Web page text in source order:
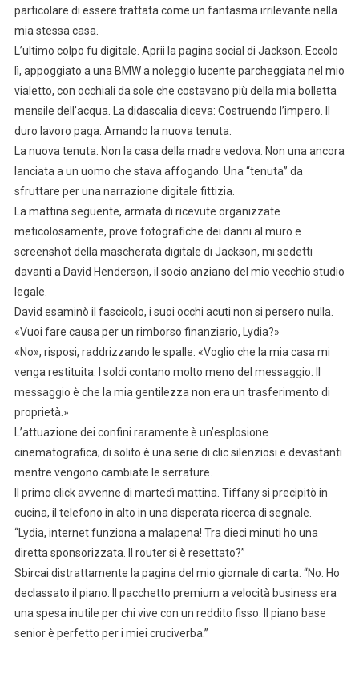
particolare di essere trattata come un fantasma irrilevante nella
mia stessa casa.
L’ultimo colpo fu digitale. Aprii la pagina social di Jackson. Eccolo
lì, appoggiato a una BMW a noleggio lucente parcheggiata nel mio
vialetto, con occhiali da sole che costavano più della mia bolletta
mensile dell’acqua. La didascalia diceva: Costruendo l’impero. Il
duro lavoro paga. Amando la nuova tenuta.
La nuova tenuta. Non la casa della madre vedova. Non una ancora
lanciata a un uomo che stava affogando. Una “tenuta” da
sfruttare per una narrazione digitale fittizia.
La mattina seguente, armata di ricevute organizzate
meticolosamente, prove fotografiche dei danni al muro e
screenshot della mascherata digitale di Jackson, mi sedetti
davanti a David Henderson, il socio anziano del mio vecchio studio
legale.
David esaminò il fascicolo, i suoi occhi acuti non si persero nulla.
«Vuoi fare causa per un rimborso finanziario, Lydia?»
«No», risposi, raddrizzando le spalle. «Voglio che la mia casa mi
venga restituita. I soldi contano molto meno del messaggio. Il
messaggio è che la mia gentilezza non era un trasferimento di
proprietà.»
L’attuazione dei confini raramente è un’esplosione
cinematografica; di solito è una serie di clic silenziosi e devastanti
mentre vengono cambiate le serrature.
Il primo click avvenne di martedì mattina. Tiffany si precipitò in
cucina, il telefono in alto in una disperata ricerca di segnale.
“Lydia, internet funziona a malapena! Tra dieci minuti ho una
diretta sponsorizzata. Il router si è resettato?”
Sbircai distrattamente la pagina del mio giornale di carta. “No. Ho
declassato il piano. Il pacchetto premium a velocità business era
una spesa inutile per chi vive con un reddito fisso. Il piano base
senior è perfetto per i miei cruciverba.”